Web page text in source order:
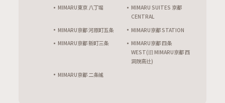
MIMARU東京 八丁堀
MIMARU SUITES 京都
CENTRAL
MIMARU京都 河原町五条
MIMARU京都 STATION
MIMARU京都 新町三条
MIMARU京都 四条
WEST(旧 MIMARU京都 西
洞院高辻)
MIMARU京都 二条城